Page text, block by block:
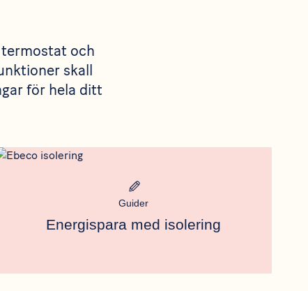
och
skall
för hela ditt
bild
Guider
Energispara med isolering